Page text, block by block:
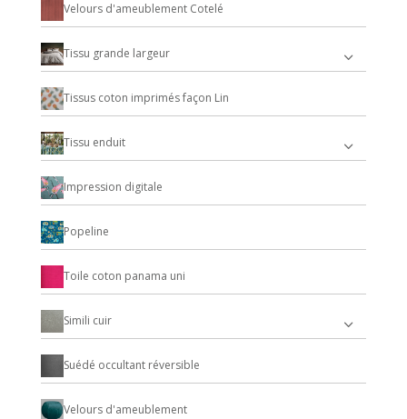
Velours d'ameublement Cotelé
Tissu grande largeur
Tissus coton imprimés façon Lin
Tissu enduit
Impression digitale
Popeline
Toile coton panama uni
Simili cuir
Suédé occultant réversible
Velours d'ameublement